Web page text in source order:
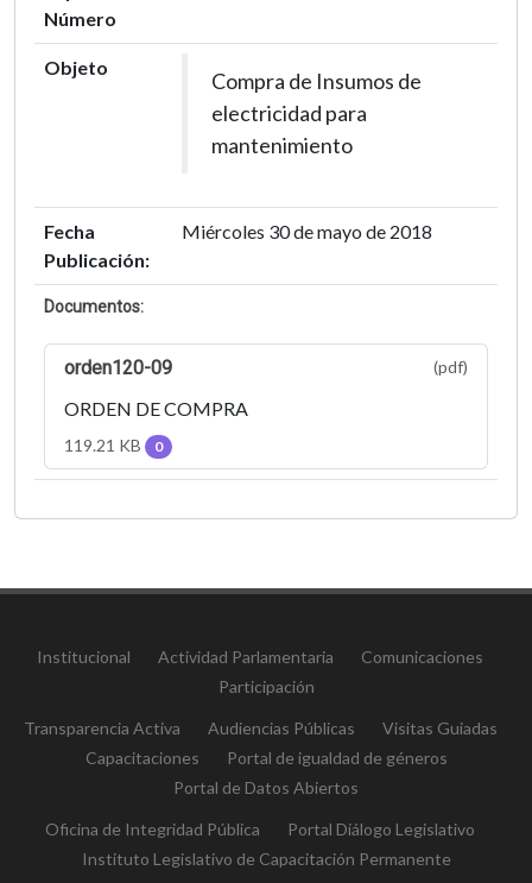
Número
Objeto
Compra de Insumos de
electricidad para
mantenimiento
Fecha
Publicación:
Miércoles 30 de mayo de 2018
Documentos:
orden120-09 (pdf)
ORDEN DE COMPRA
119.21 KB 0
Institucional Actividad Parlamentaria
Comunicaciones
Participación
Transparencia Activa Audiencias Públicas
Visitas Guiadas
Capacitaciones
Portal de igualdad de géneros
Portal de Datos Abiertos
Oficina de Integridad Pública
Portal Diálogo Legislativo
Instituto Legislativo de Capacitación Permanente